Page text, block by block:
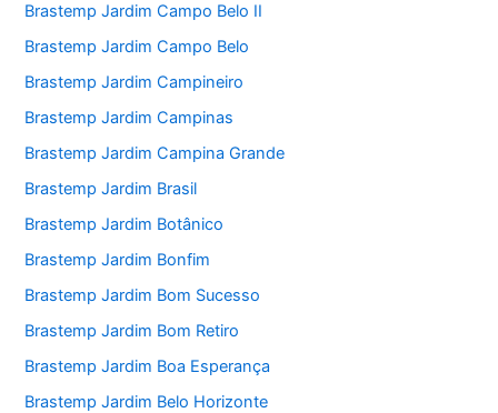
Brastemp Jardim Campo Belo II
Brastemp Jardim Campo Belo
Brastemp Jardim Campineiro
Brastemp Jardim Campinas
Brastemp Jardim Campina Grande
Brastemp Jardim Brasil
Brastemp Jardim Botânico
Brastemp Jardim Bonfim
Brastemp Jardim Bom Sucesso
Brastemp Jardim Bom Retiro
Brastemp Jardim Boa Esperança
Brastemp Jardim Belo Horizonte